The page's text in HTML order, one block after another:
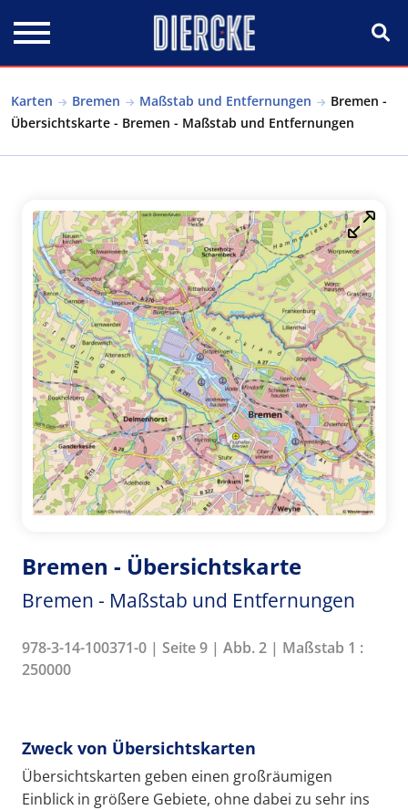
Karten Bremen Maßstab und Entfernungen
Bremen -
Übersichtskarte - Bremen - Maßstab und Entfernungen
Bremen - Übersichtskarte
Bremen - Maßstab und Entfernungen
978-3-14-100371-0 | Seite 9 | Abb. 2 | Maßstab 1 :
250000
Zweck von Übersichtskarten
Übersichtskarten geben einen großräumigen
Einblick in größere Gebiete, ohne dabei zu sehr ins